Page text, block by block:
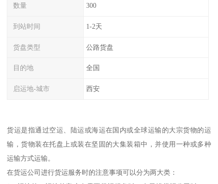
数量 300
到站时间 1-2天
货盘类型 公路货盘
目的地 全国
启运地-城市 西安
货运是指通过空运、陆运或海运在国内或全球运输的大宗货物的运
输，货物装在托盘上或装在坚固的大集装箱中，并使用一种或多种
运输方式运输。
在货运公司进行货运服务时的注意事项可以分为两大类：